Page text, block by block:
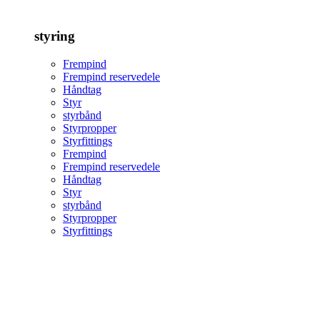
styring
Frempind
Frempind reservedele
Håndtag
Styr
styrbånd
Styrpropper
Styrfittings
Frempind
Frempind reservedele
Håndtag
Styr
styrbånd
Styrpropper
Styrfittings